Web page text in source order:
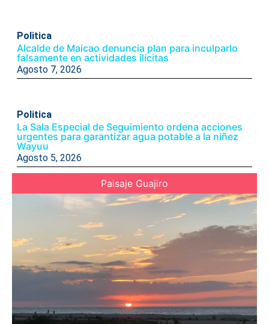
Politica
Alcalde de Maicao denuncia plan para inculparlo
falsamente en actividades ilícitas
Agosto 7, 2026
Politica
La Sala Especial de Seguimiento ordena acciones
urgentes para garantizar agua potable a la niñez
Wayuu
Agosto 5, 2026
Paisaje Guajiro